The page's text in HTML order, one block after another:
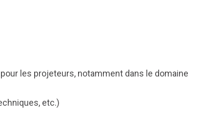
les projeteurs, notamment dans le domaine
etc.)